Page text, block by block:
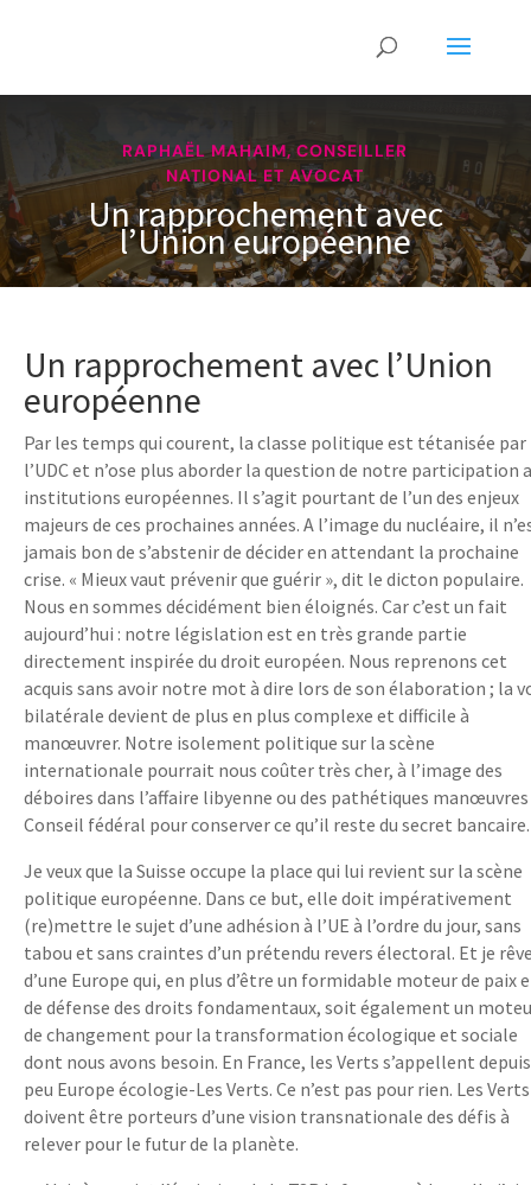
RAPHAËL MAHAIM, CONSEILLER
NATIONAL ET AVOCAT
Un rapprochement avec
l’Union européenne
Un rapprochement avec l’Union
européenne
Par les temps qui courent, la classe politique est tétanisée par
l’UDC et n’ose plus aborder la question de notre participation
institutions européennes. Il s’agit pourtant de l’un des enjeux
majeurs de ces prochaines années. A l’image du nucléaire, il
jamais bon de s’abstenir de décider en attendant la prochaine
crise. « Mieux vaut prévenir que guérir », dit le dicton populaire.
Nous en sommes décidément bien éloignés. Car c’est un fait
aujourd’hui : notre législation est en très grande partie
directement inspirée du droit européen. Nous reprenons cet
acquis sans avoir notre mot à dire lors de son élaboration ; la
bilatérale devient de plus en plus complexe et difficile à
manœuvrer. Notre isolement politique sur la scène
internationale pourrait nous coûter très cher, à l’image des
déboires dans l’affaire libyenne ou des pathétiques manœuvres
Conseil fédéral pour conserver ce qu’il reste du secret bancaire.
Je veux que la Suisse occupe la place qui lui revient sur la scène
politique européenne. Dans ce but, elle doit impérativement
(re)mettre le sujet d’une adhésion à l’UE à l’ordre du jour, sans
tabou et sans craintes d’un prétendu revers électoral. Et je
d’une Europe qui, en plus d’être un formidable moteur de paix
de défense des droits fondamentaux, soit également un
de changement pour la transformation écologique et sociale
dont nous avons besoin. En France, les Verts s’appellent depuis
peu Europe écologie-Les Verts. Ce n’est pas pour rien. Les Verts
doivent être porteurs d’une vision transnationale des défis à
relever pour le futur de la planète.